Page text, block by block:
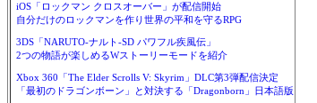
iOS「ロックマン クロスオーバー」が配信開始
自分だけのロックマンを作り世界の平和を守るRPG
3DS「NARUTO-ナルト-SD パワフル疾風伝」
2つの物語が楽しめるWストーリーモードを紹介
Xbox 360「The Elder Scrolls V: Skyrim」DLC第3弾配信決定
「最初のドラゴンボーン」と対決する「Dragonborn」日本語版